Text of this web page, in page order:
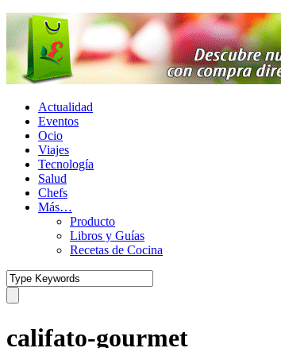
Actualidad
Eventos
Ocio
Viajes
Tecnología
Salud
Chefs
Más…
Producto
Libros y Guías
Recetas de Cocina
califato-gourmet